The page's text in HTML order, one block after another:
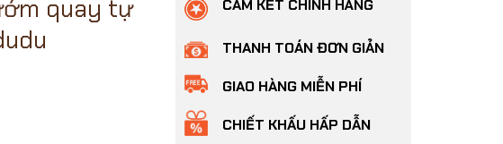
quay tự
CAM KẾT CHÍNH HÃNG
THANH TOÁN ĐƠN GIẢN
GIAO HÀNG MIỄN PHÍ
CHIẾT KHẤU HẤP DẪN